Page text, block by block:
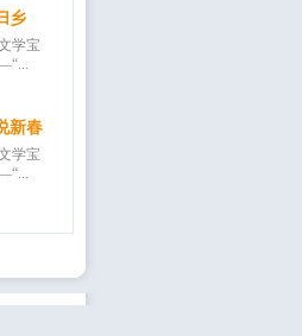
乡
学宝
新春
学宝